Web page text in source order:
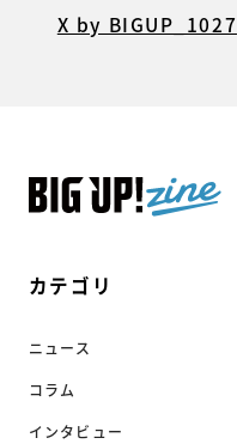
カテゴリ
ニュース
コラム
インタビュー
X by BIGUP_1027